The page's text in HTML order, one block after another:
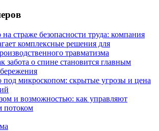
страже безопасности труда: компания
комплексные решения для
травматизма
забота о спине становится главным
под микроскопом: скрытые угрозы и цена
и возможностью: как управляют
потоком